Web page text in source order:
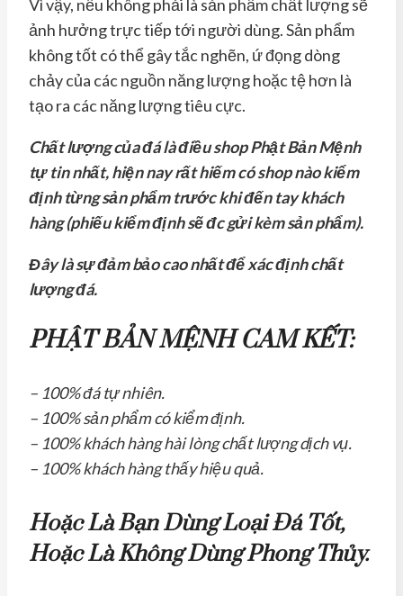
Vì vậy, nếu không phải là sản phẩm chất lượng sẽ
ảnh hưởng trực tiếp tới người dùng. Sản phẩm
không tốt có thể gây tắc nghẽn, ứ đọng dòng
chảy của các nguồn năng lượng hoặc tệ hơn là
tạo ra các năng lượng tiêu cực.
Chất lượng của đá là điều shop Phật Bản Mệnh
tự tin nhất, hiện nay rất hiếm có shop nào kiểm
định từng sản phẩm trước khi đến tay khách
hàng (phiếu kiểm định sẽ đc gửi kèm sản phẩm).
Đây là sự đảm bảo cao nhất để xác định chất
lượng đá.
PHẬT BẢN MỆNH CAM KẾT:
– 100% đá tự nhiên.
– 100% sản phẩm có kiểm định.
– 100% khách hàng hài lòng chất lượng dịch vụ.
– 100% khách hàng thấy hiệu quả.
Hoặc Là Bạn Dùng Loại Đá Tốt,
Hoặc Là Không Dùng Phong Thủy.